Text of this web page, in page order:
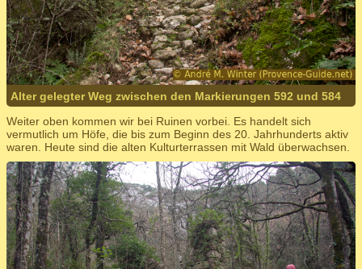
Alter gelegter Weg zwischen den Markierungen 592 und 584
Weiter oben kommen wir bei Ruinen vorbei. Es handelt sich
vermutlich um Höfe, die bis zum Beginn des 20. Jahrhunderts aktiv
waren. Heute sind die alten Kulturterrassen mit Wald überwachsen.